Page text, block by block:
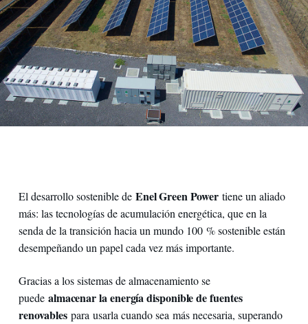
El desarrollo sostenible de Enel Green Powertiene un aliado
más: las tecnologías de acumulación energética, que en la
senda de la transición hacia un mundo 100 % sostenible están
desempeñando un papel cada vez más importante.
Gracias a los sistemas de almacenamiento se
puede almacenar la energía disponible de fuentes
renovables para usarla cuando sea más necesaria, superando